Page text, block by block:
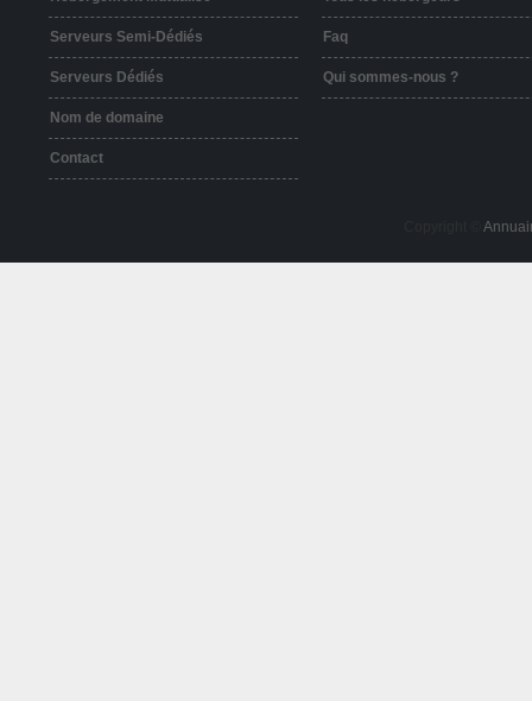
Serveurs Semi-Dédiés
Serveurs Dédiés
Nom de domaine
Contact
Faq
Qui sommes-nous ?